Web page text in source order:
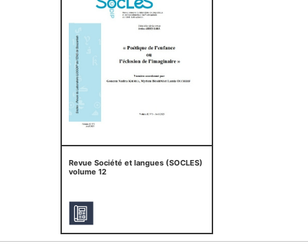
Revue Société et langues (SOCLES)
volume 12